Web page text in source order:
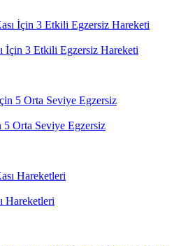
İçin 3 Etkili Egzersiz Hareketi
Orta Seviye Egzersiz
Hareketleri